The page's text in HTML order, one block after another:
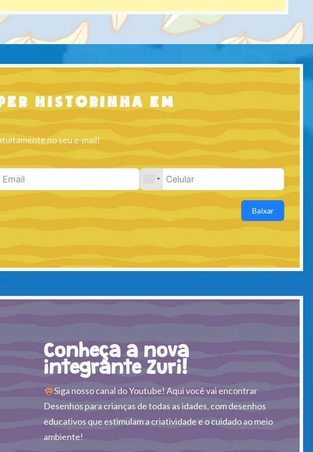
historinha em
no seu e-mail!
Baixar
Conheça a nova
integrante Zuri!
Siga nosso canal do Youtube! Aqui você vai encontrar
Desenhos para crianças de todas as idades, com desenhos
educativos que estimulam a criatividade e o cuidado ao meio
ambiente!